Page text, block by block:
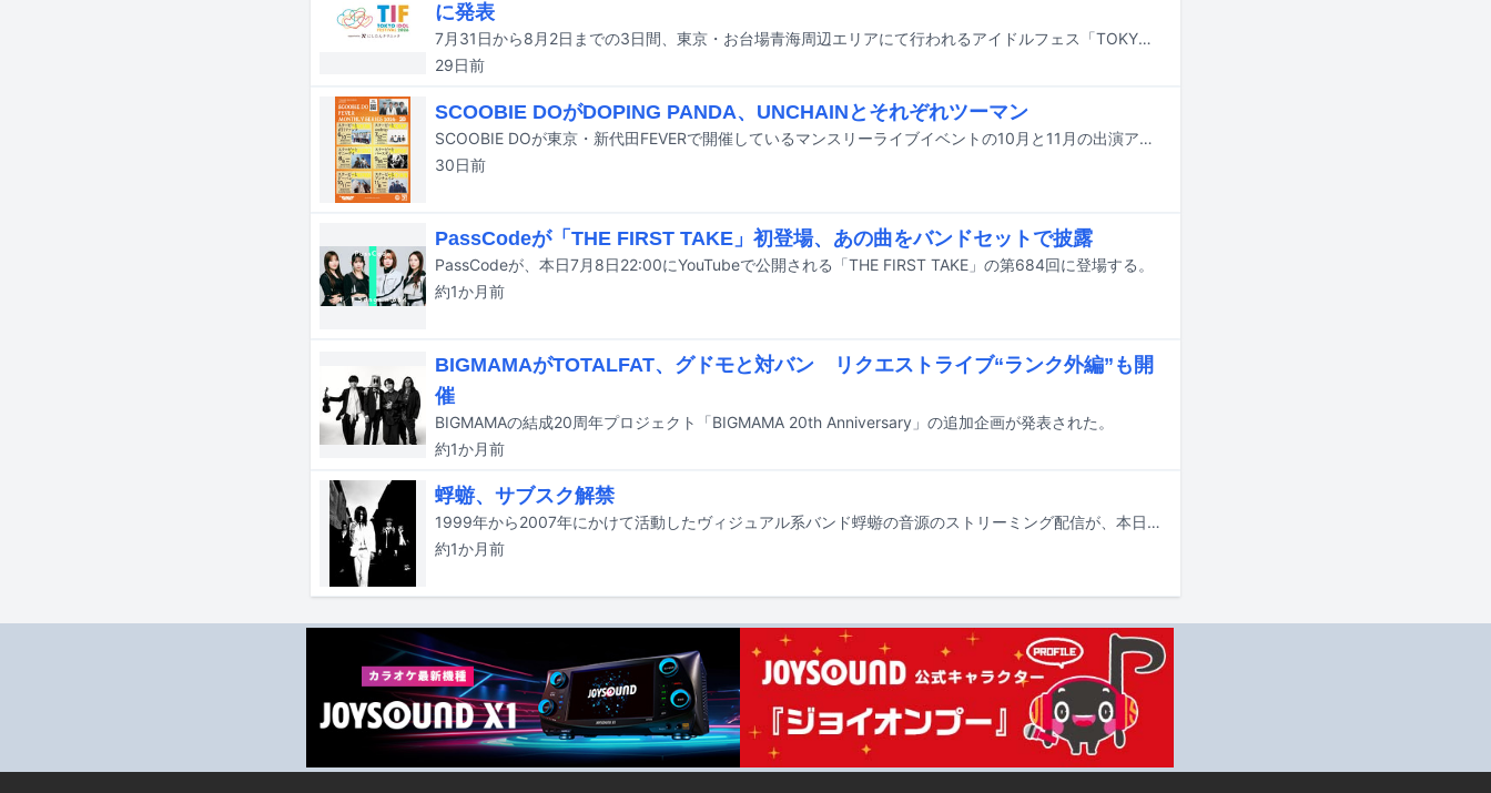
に発表
7月31日から8月2日までの3日間、東京・お台場青海周辺エリアにて行われるアイドルフェス「TOKYO IDOL FESTIVAL 2026 supported by にしたんクリニック」のタイムテーブルが発表された。
29日前
SCOOBIE DOがDOPING PANDA、UNCHAINとそれぞれツーマン
SCOOBIE DOが東京・新代田FEVERで開催しているマンスリーライブイベントの10月と11月の出演アーティストが決定した。
30日前
PassCodeが「THE FIRST TAKE」初登場、あの曲をバンドセットで披露
PassCodeが、本日7月8日22:00にYouTubeで公開される「THE FIRST TAKE」の第684回に登場する。
約1か月前
BIGMAMAがTOTALFAT、グドモと対バン リクエストライブ“ランク外編”も開
催
BIGMAMAの結成20周年プロジェクト「BIGMAMA 20th Anniversary」の追加企画が発表された。
約1か月前
蜉蝣、サブスク解禁
1999年から2007年にかけて活動したヴィジュアル系バンド蜉蝣の音源のストリーミング配信が、本日7月1日にスタートした。
約1か月前